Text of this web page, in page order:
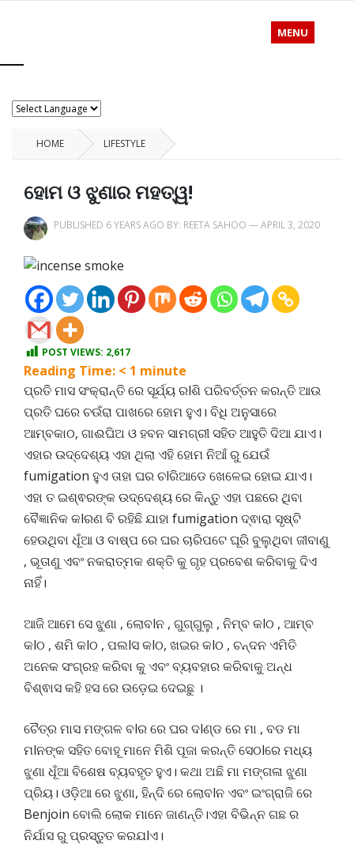
MENU
HOME LIFESTYLE
ହୋମ ଓ ଝୁଣାର ମହତ୍ୱ!
PUBLISHED 6 YEARS AGO BY: REETA SAHOO —APRIL 3, 2020
POST VIEWS: 2,617
Reading Time: < 1 minute
ପ୍ରତି ମାସ ସଂକ୍ରାନ୍ତି ରେ ସୂର୍ଯ୍ୟ ରlଶି ପରିବର୍ତ୍ତନ କରନ୍ତି ଆଉ
ପ୍ରତି ଘରେ ଚଉଁରା ପାଖରେ ହୋମ ହୁଏ। ବିଧି ଅନୁସାରେ
ଆମ୍ବକାଠ, ଗାଈଘିଅ ଓ ହବନ ସାମଗ୍ରୀ ସହିତ ଆହୁତି ଦିଆ ଯାଏ।
ଏହାର ଉଦ୍ଦେଶ୍ୟ ଏହା ଥିଲା ଏହି ହୋମ ନିଆଁ ରୁ ଯେଉଁ
fumigation ହୁଏ ତାହା ଘର ଚlରିଆଡେ ଖେଳେଇ ହୋଇ ଯାଏ।
ଏହା ତ ଇଶ୍ଵରଙ୍କ ଉଦ୍ଦେଶ୍ୟ ରେ କିନ୍ତୁ ଏହା ପଛରେ ଥିବା
ବୈଜ୍ଞାନିକ କlରଣ ବି ରହିଛି ଯାହା fumigation ଦ୍ଵାରା ସୃଷ୍ଟି
ହେଉଥିବା ଧୂଁଆ ଓ ବାଷ୍ପ ରେ ଘର ଚାରିପଟେ ଘୂରି ବୁଲୁଥିବା ଜୀବାଣୁ
, ଭୂତାଣୁ ଏବଂ ନକରାତ୍ମକ ଶକ୍ତି କୁ ଗୃହ ପ୍ରବେଶ କରିବାକୁ ଦିଏ
ନାହିଁ।
ଆଜି ଆମେ ସେ ଝୁଣା , ଲୋବlନ , ଗୁଗ୍ଗୁଲୁ , ନିମ୍ବ କlଠ , ଆମ୍ବ
କlଠ , ଶମି କlଠ , ପଲlସ କlଠ, ଖଇର କlଠ , ଚନ୍ଦନ ଏମିତି
ଅନେକ ସଂଗ୍ରହ କରିବା କୁ ଏବଂ ବ୍ୟବହାର କରିବାକୁ ଅନ୍ଧ
ବିଶ୍ଵାସ କହି ହସ ରେ ଉଡ଼େଇ ଦେଇଛୁ ।
ଚୈତ୍ର ମାସ ମଙ୍ଗଳ ବlର ରେ ଘର ଦlଣ୍ଡ ରେ ମା , ବଡ ମା
ମlନଙ୍କ ସହିତ ବୋହୂ ମାନେ ମିଶି ପୂଜା କରନ୍ତି ସେଠlରେ ମଧ୍ୟ
ଝୁଣା ଧୂଁଆ ବିଶେଷ ବ୍ୟବହୃତ ହୁଏ। କଥା ଅଛି ମା ମଙ୍ଗଳା ଝୁଣା
ପ୍ରିୟ। ଓଡ଼ିଆ ରେ ଝୁଣା, ହିନ୍ଦି ରେ ଲୋବlନ ଏବଂ ଇଂଗ୍ରାଜି ରେ
Benjoin ବୋଲି ଲୋକ ମାନେ ଜାଣନ୍ତି।ଏହା ବିଭିନ୍ନ ଗଛ ର
ନିର୍ଯାସ ରୁ ପ୍ରସ୍ତୁତ କରଯlଏ।